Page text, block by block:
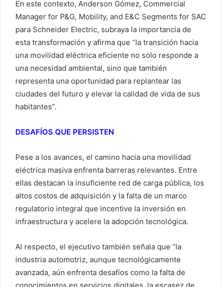
En este contexto, Anderson Gómez, Commercial
Manager for P&G, Mobility, and E&C Segments for SAC
para Schneider Electric, subraya la importancia de
esta transformación y afirma que “la transición hacia
una movilidad eléctrica eficiente no solo responde a
una necesidad ambiental, sino que también
representa una oportunidad para replantear las
ciudades del futuro y elevar la calidad de vida de sus
habitantes”.
DESAFÍOS QUE PERSISTEN
Pese a los avances, el camino hacia una movilidad
eléctrica masiva enfrenta barreras relevantes. Entre
ellas destacan la insuficiente red de carga pública, los
altos costos de adquisición y la falta de un marco
regulatorio integral que incentive la inversión en
infraestructura y acelere la adopción tecnológica.
Al respecto, el ejecutivo también señala que “la
industria automotriz, aunque tecnológicamente
avanzada, aún enfrenta desafíos como la falta de
conocimientos en servicios digitales, la escasez de